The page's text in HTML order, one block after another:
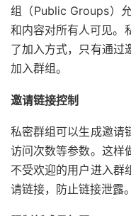
组（Public Groups）
和内容对所有人可见。
了加入方式，只有通过
加入群组。
邀请链接控制
私密群组可以生成邀请
访问次数等参数。这样
不受欢迎的用户进入群
请链接，防止链接泄露。